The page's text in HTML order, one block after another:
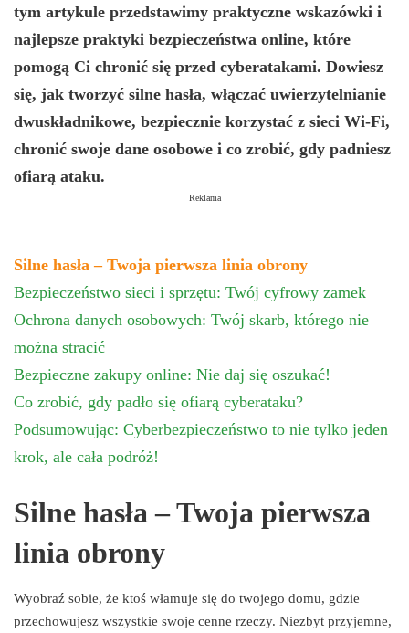
tym artykule przedstawimy praktyczne wskazówki i
najlepsze praktyki bezpieczeństwa online, które
pomogą Ci chronić się przed cyberatakami. Dowiesz
się, jak tworzyć silne hasła, włączać uwierzytelnianie
dwuskładnikowe, bezpiecznie korzystać z sieci Wi-Fi,
chronić swoje dane osobowe i co zrobić, gdy padniesz
ofiarą ataku.
Reklama
Silne hasła – Twoja pierwsza linia obrony
Bezpieczeństwo sieci i sprzętu: Twój cyfrowy zamek
Ochrona danych osobowych: Twój skarb, którego nie
można stracić
Bezpieczne zakupy online: Nie daj się oszukać!
Co zrobić, gdy padło się ofiarą cyberataku?
Podsumowując: Cyberbezpieczeństwo to nie tylko jeden
krok, ale cała podróż!
Silne hasła – Twoja pierwsza
linia obrony
Wyobraź sobie, że ktoś włamuje się do twojego domu, gdzie
przechowujesz wszystkie swoje cenne rzeczy. Niezbyt przyjemne,